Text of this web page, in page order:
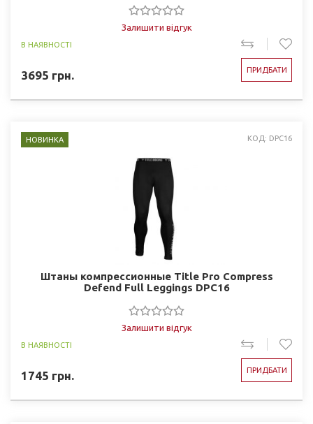
Залишити відгук
В НАЯВНОСТІ
3695 грн. ПРИДБАТИ
НОВИНКА КОД: DPC16
Штаны компрессионные Title Pro Compress
Defend Full Leggings DPC16
Залишити відгук
В НАЯВНОСТІ
1745 грн. ПРИДБАТИ